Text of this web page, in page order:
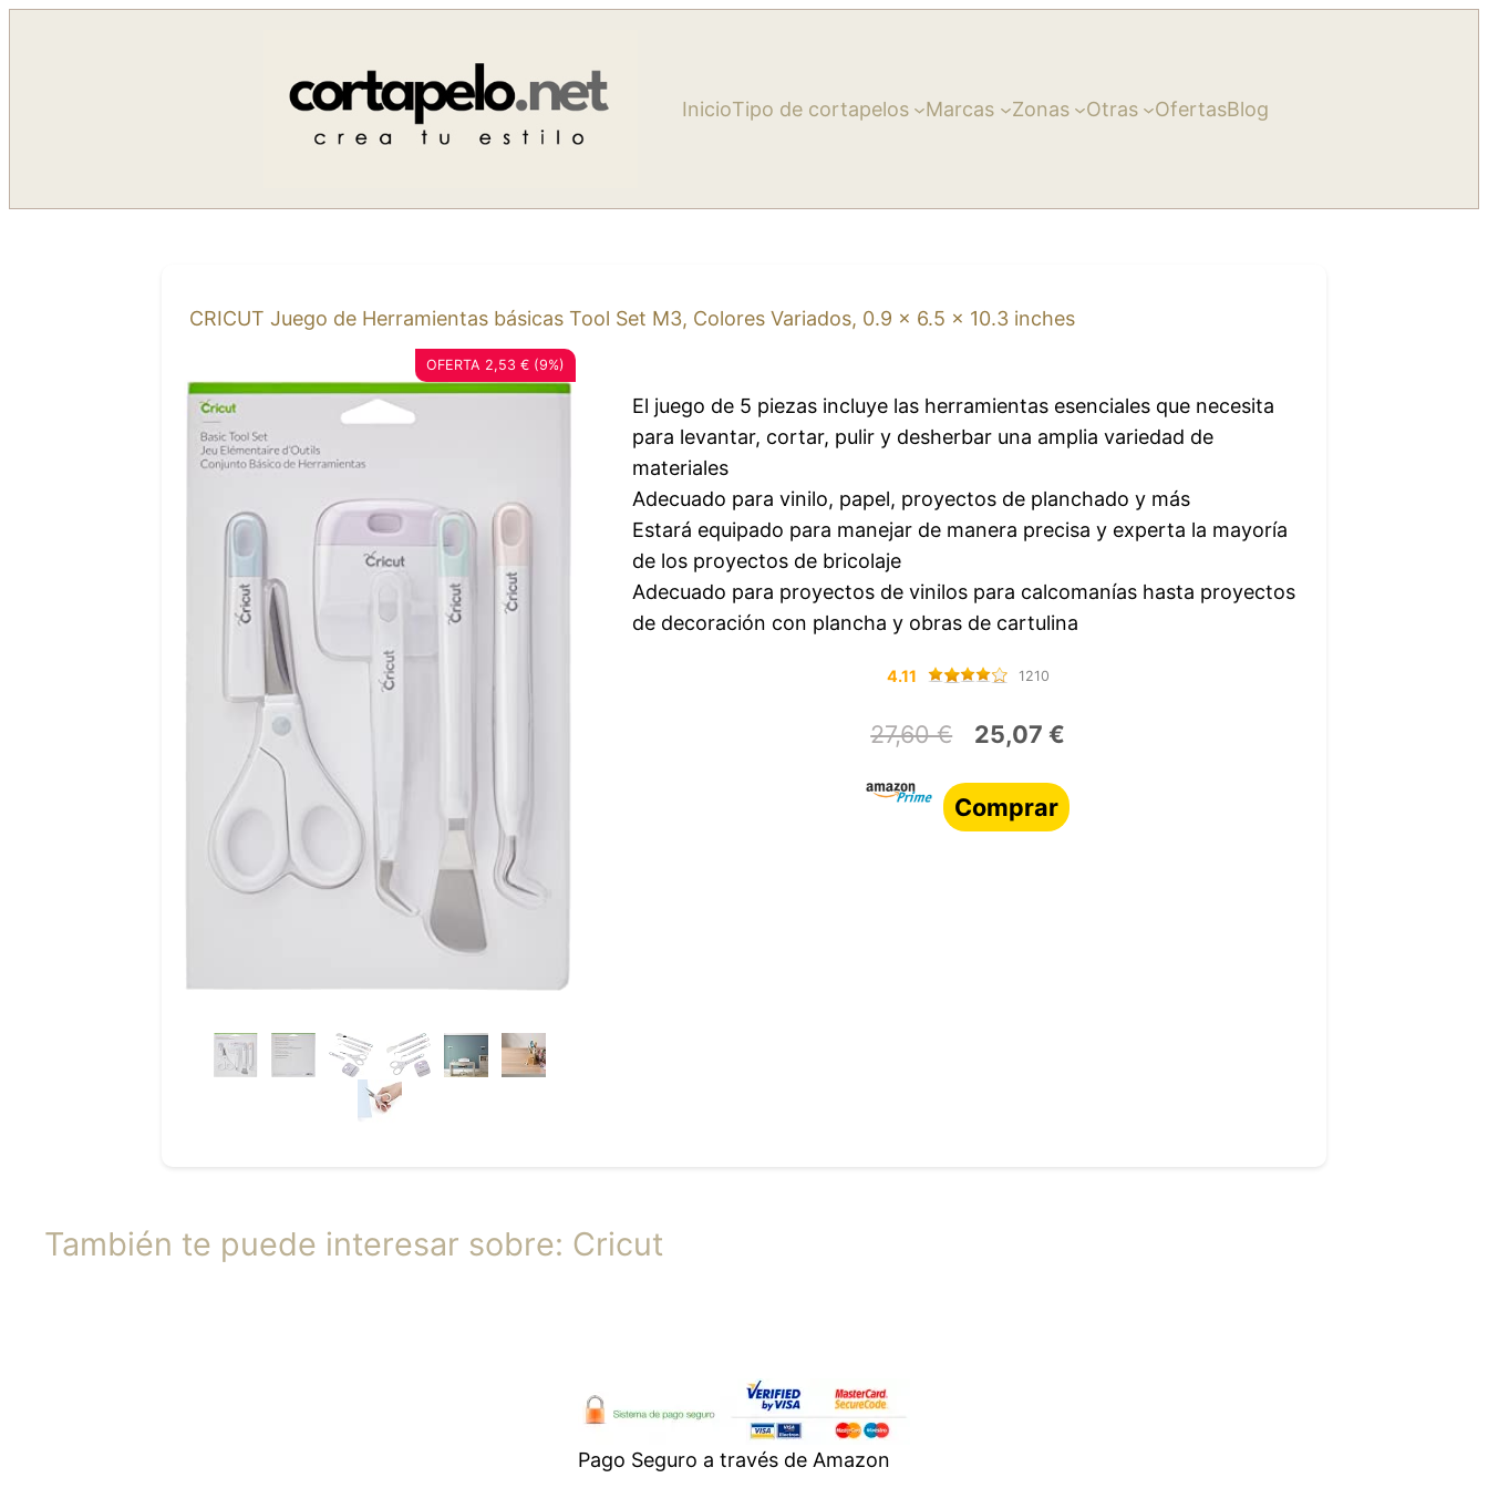
InicioTipo de cortapelos Marcas Zonas Otras OfertasBlog
CRICUT Juego de Herramientas básicas Tool Set M3, Colores Variados, 0.9 x 6.5 x 10.3 inches
OFERTA 2,53 € (9%)
El juego de 5 piezas incluye las herramientas esenciales que necesita
para levantar, cortar, pulir y desherbar una amplia variedad de
materiales
Adecuado para vinilo, papel, proyectos de planchado y más
Estará equipado para manejar de manera precisa y experta la mayoría
de los proyectos de bricolaje
Adecuado para proyectos de vinilos para calcomanías hasta proyectos
de decoración con plancha y obras de cartulina
4.11 1210
27,60 € 25,07 €
Comprar
También te puede interesar sobre: Cricut
Pago Seguro a través de Amazon